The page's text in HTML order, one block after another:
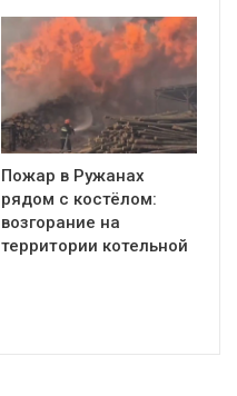
Пожар в Ружанах
рядом с костёлом:
возгорание на
территории котельной